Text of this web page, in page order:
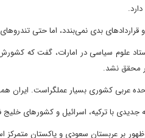
بدی نمی‌بندد، اما حتی
استاد علوم سیاسی در امارات، گفت که
محقق نشد.
کشوری بسیار عملگراست. ایران همچنان یک
جدیدی با ترکیه، اسرائیل و کشورهای
بر عربستان سعودی و پاکستان